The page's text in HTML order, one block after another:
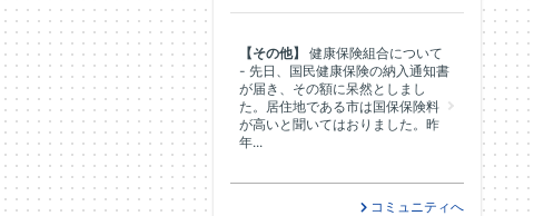
【その他】
健康保険組合について
- 先日、国民健康保険の納入通知書
が届き、その額に呆然としまし
た。居住地である市は国保保険料
が高いと聞いてはおりました。昨
年...
コミュニティへ